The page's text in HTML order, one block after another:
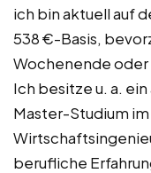
ich bin aktuell auf
538 €-Basis,
Wochenende
Ich besitze u. a.
Master-Studium
berufliche